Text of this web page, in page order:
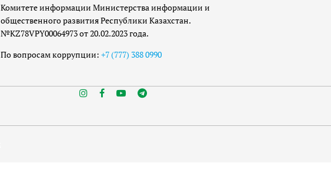
Комитете информации Министерства информации и
общественного развития Республики Казахстан.
№KZ78VPY00064973 от 20.02.2023 года.
По вопросам коррупции: +7 (777) 388 0990